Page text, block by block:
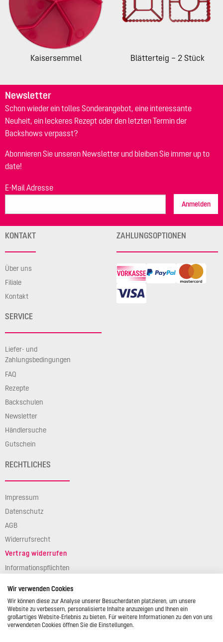
Kaisersemmel Blätterteig – 2 Stück
Newsletter
Schon wieder ein tolles Sonderangebot, eine interessante
Neuheit, ein leckeres Rezept oder den letzten Termin der
Backshows verpasst?
Abonnieren Sie unseren Newsletter und bleiben Sie immer up to
date!
E-Mail Adresse
Anmelden
KONTAKT
Über uns
Filiale
Kontakt
SERVICE
Liefer- und
Zahlungsbedingungen
FAQ
Rezepte
Backschulen
Newsletter
Händlersuche
Gutschein
RECHTLICHES
Impressum
Datenschutz
AGB
Widerrufsrecht
Vertrag widerrufen
Informationspflichten
ZAHLUNGSOPTIONEN
Wir verwenden Cookies
Wir können diese zur Analyse unserer Besucherdaten platzieren, um unsere
Website zu verbessern, personalisierte Inhalte anzuzeigen und Ihnen ein
großartiges Website-Erlebnis zu bieten. Für weitere Informationen zu den von uns
verwendeten Cookies öffnen Sie die Einstellungen.